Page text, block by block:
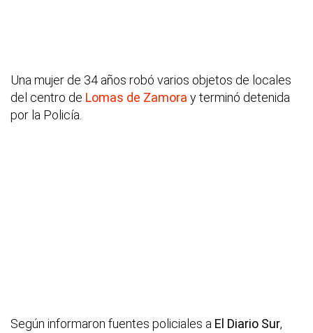
Una mujer de 34 años robó varios objetos de locales
del centro de Lomas de Zamora y terminó detenida
por la Policía.
Según informaron fuentes policiales a El Diario Sur,